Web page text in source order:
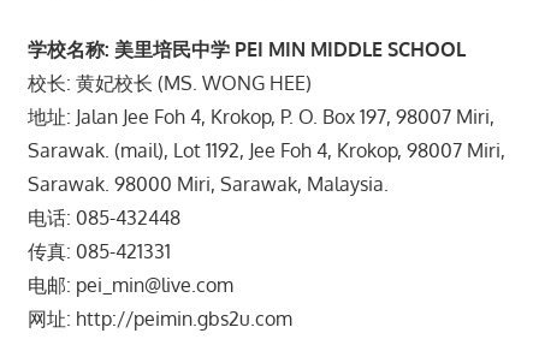
学校名称: 美里培民中学 PEI MIN MIDDLE SCHOOL
校长: 黄妃校长 (MS. WONG HEE)
地址: Jalan Jee Foh 4, Krokop, P. O. Box 197, 98007 Miri,
Sarawak. (mail), Lot 1192, Jee Foh 4, Krokop, 98007 Miri,
Sarawak. 98000 Miri, Sarawak, Malaysia.
电话: 085-432448
传真: 085-421331
电邮: pei_min@live.com
网址: http://peimin.gbs2u.com